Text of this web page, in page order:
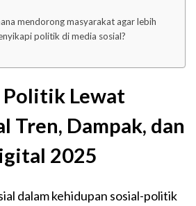
mendorong masyarakat agar lebih
politik di media sosial?
Politik Lewat
Tren, Dampak, dan
2025
dalam kehidupan sosial-politik